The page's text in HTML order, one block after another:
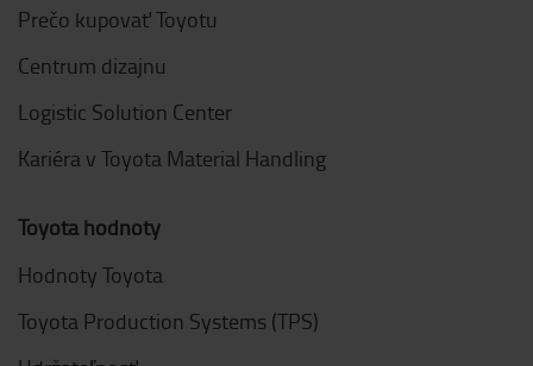
Prečo kupovať Toyotu
Centrum dizajnu
Logistic Solution Center
Kariéra v Toyota Material Handling
Toyota hodnoty
Hodnoty Toyota
Toyota Production Systems (TPS)